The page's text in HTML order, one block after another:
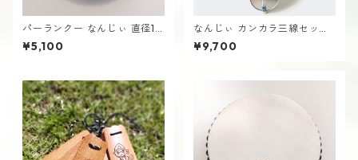
パーランクー なんじぃ 直径15
cm バチ付き 水牛皮製 エイサ
ー用 太鼓 沖縄 南城市
¥5,100
なんじぃ カンカラ三線セット
基本付属品付き かんから さん
しん 沖縄 南城市
¥9,700